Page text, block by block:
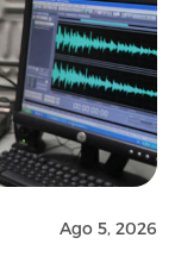
Ago 5, 2026